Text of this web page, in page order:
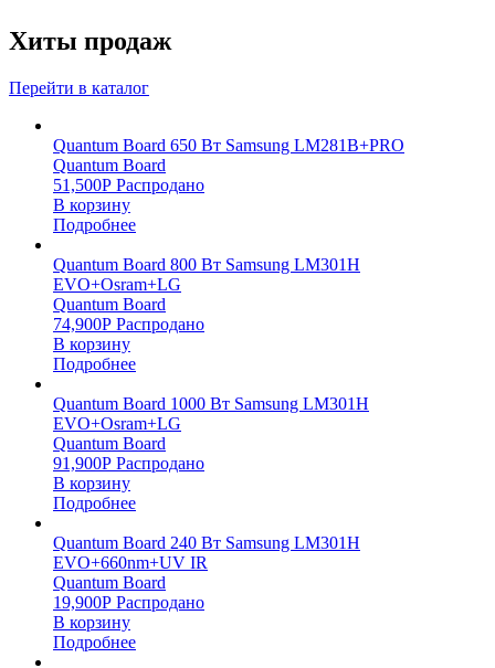
Хиты продаж
Перейти в каталог
Quantum Board 650 Вт Samsung LM281B+PRO
Quantum Board
51,500Р Распродано
В корзину
Подробнее
Quantum Board 800 Вт Samsung LM301H
EVO+Osram+LG
Quantum Board
74,900Р Распродано
В корзину
Подробнее
Quantum Board 1000 Вт Samsung LM301H
EVO+Osram+LG
Quantum Board
91,900Р Распродано
В корзину
Подробнее
Quantum Board 240 Вт Samsung LM301H
EVO+660nm+UV IR
Quantum Board
19,900Р Распродано
В корзину
Подробнее